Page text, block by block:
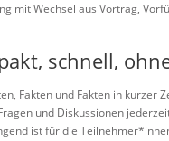
mit Wechsel aus Vortrag,
schnell,
Fakten und Fakten in
und Diskussionen
ist für die